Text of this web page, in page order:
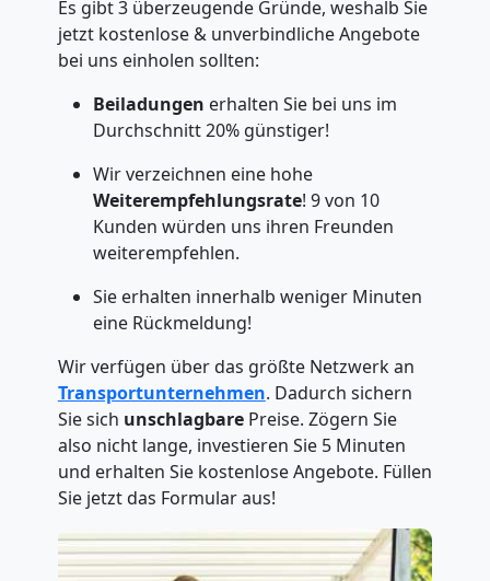
Es gibt 3 überzeugende Gründe, weshalb Sie
jetzt kostenlose & unverbindliche Angebote
bei uns einholen sollten:
Beiladungen erhalten Sie bei uns im
Durchschnitt 20% günstiger!
Wir verzeichnen eine hohe
Weiterempfehlungsrate! 9 von 10
Kunden würden uns ihren Freunden
weiterempfehlen.
Sie erhalten innerhalb weniger Minuten
eine Rückmeldung!
Wir verfügen über das größte Netzwerk an
Transportunternehmen. Dadurch sichern
Sie sich unschlagbare Preise. Zögern Sie
also nicht lange, investieren Sie 5 Minuten
und erhalten Sie kostenlose Angebote. Füllen
Sie jetzt das Formular aus!